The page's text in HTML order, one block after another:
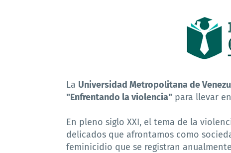
La Universidad Metropolitana de
"Enfrentando la violencia" para llevar
En pleno siglo XXI, el tema de la
delicados que afrontamos como
feminicidio que se registran